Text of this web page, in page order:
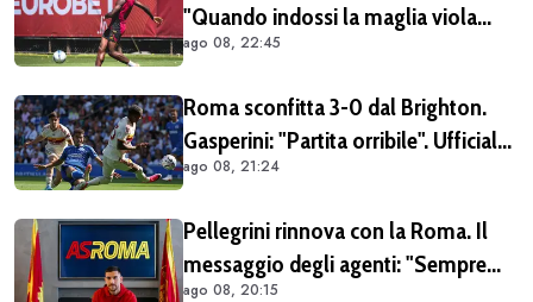
"Quando indossi la maglia viola
diventi parte della famiglia. Era
VIDEO)
ago 08, 22:45
Roma sconfitta 3-0 dal Brighton.
Gasperini: "Partita orribile". Ufficiale
il rinnovo di Pellegrini
ago 08, 21:24
Pellegrini rinnova con la Roma. Il
messaggio degli agenti: "Sempre
ago 08, 20:15